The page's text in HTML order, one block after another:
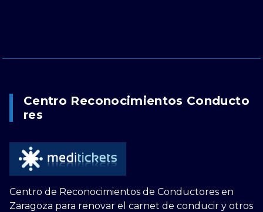
Centro Reconocimientos Conducto
Res
Centro de Reconocimientos de Conductores en
Zaragoza para renovar el carnet de conducir y otros